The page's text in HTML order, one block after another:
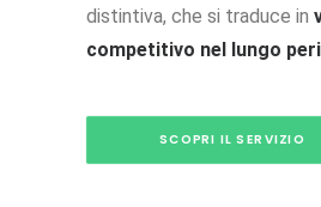
distintiva, che si traduce in
competitivo nel lungo
SCOPRI IL SERVIZIO